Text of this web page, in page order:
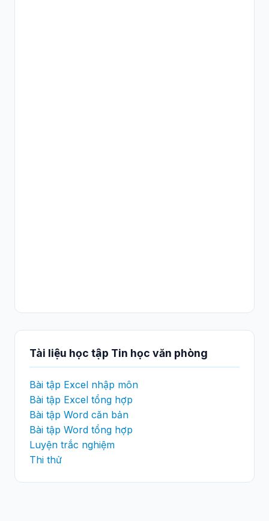
Tài liệu học tập Tin học văn phòng
Bài tập Excel nhập môn
Bài tập Excel tổng hợp
Bài tập Word căn bản
Bài tập Word tổng hợp
Luyện trắc nghiệm
Thi thử